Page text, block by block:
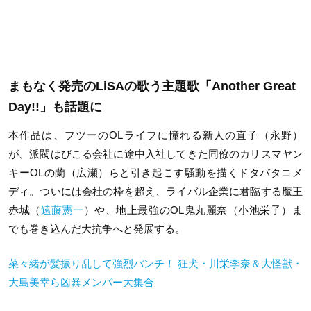
まもなく発売のLiSAの歌う主題歌「Another Great
Day!!」も話題に
本作品は、フツーのOLライフに憧れる新人の直子（永野）
が、派閥はびこる会社に途中入社してきた同僚のカリスマヤン
キーOLの蘭（広瀬）らと引き起こす騒動を描くドタバタコメ
ディ。ついには会社の枠を超え、ライバル企業に君臨する魔王
赤城（遠藤憲一 ）や、地上最強のOL鬼丸麗奈（小池栄子）ま
でも巻き込んだ大抗争へと発展する。
菜々緒が髪振り乱して強烈パンチ！ 狂犬・川栄李奈＆大怪獣・
大島美幸ら凶暴メンバー大集合